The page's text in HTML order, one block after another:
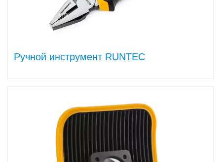
Ручной инструмент RUNTEC